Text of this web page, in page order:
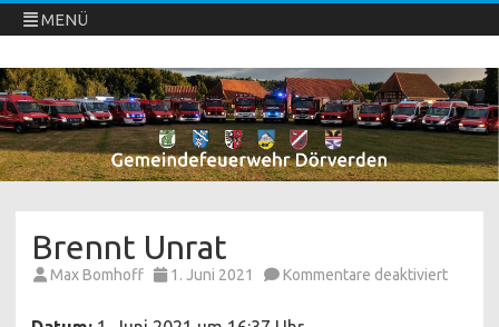
MENÜ
Freiwillige Feuerwehren Dörverden
Direkt
zum
Inhalt
springen
Brennt Unrat
Max Bomhoff 1. Juni 2021 Kommentare deaktiviertfür